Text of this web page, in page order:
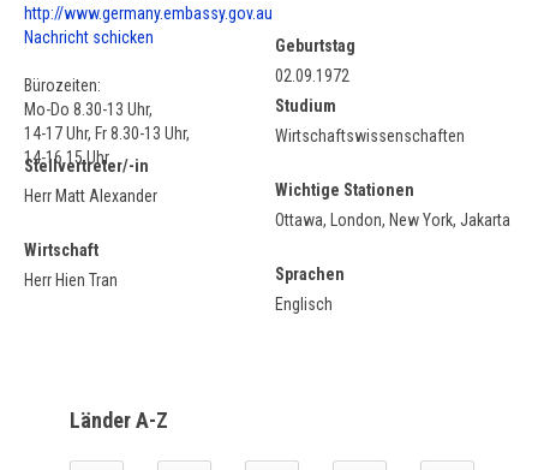
http://www.germany.embassy.gov.au
Nachricht schicken
Bürozeiten:
Mo-Do 8.30-13 Uhr,
14-17 Uhr, Fr 8.30-13 Uhr,
14-16.15 Uhr
Stellvertreter/-in
Herr Matt Alexander
Wirtschaft
Herr Hien Tran
Geburtstag
02.09.1972
Studium
Wirtschaftswissenschaften
Wichtige Stationen
Ottawa, London, New York, Jakarta
Sprachen
Englisch
Länder A-Z